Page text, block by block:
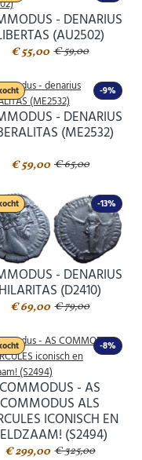
- DENARIUS
(AU2502)
€ 55,00 € 59,00
-9%
- DENARIUS
(ME2532)
€ 59,00 € 65,00
-13%
- DENARIUS
HILARITAS (D2410)
€ 69,00 € 79,00
-8%
COMMODUS - AS
COMMODUS ALS
ICONISCH EN
(S2494)
€ 299,00 € 325,00